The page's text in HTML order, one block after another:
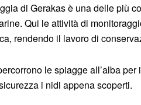
di Gerakas è una delle più
Qui le attività di
rendendo il lavoro di
le spiagge all’alba
i nidi appena scoperti.